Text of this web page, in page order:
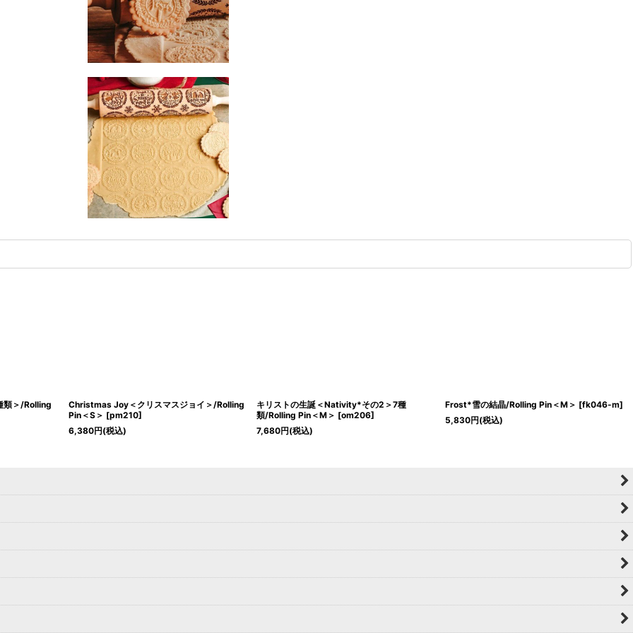
＞/Rolling
Christmas Joy＜クリスマスジョイ＞/Rolling
Pin＜S＞ [pm210]
6,380円(税込)
キリストの生誕＜Nativity*その2＞7種
類/Rolling Pin＜M＞ [om206]
7,680円(税込)
Frost*雪の結晶/Rolling Pin＜M＞ [fk046-m]
5,830円(税込)